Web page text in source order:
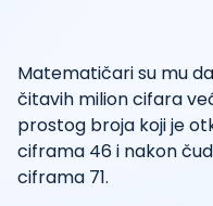
Matematičari su mu
čitavih milion cifara
prostog broja koji je
ciframa 46 i nakon
ciframa 71.